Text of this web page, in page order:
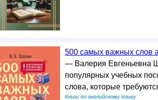
500 самых важных слов
— Валерия Евгеньевна
популярных учебных
слова, которые
Книги по английскому языку